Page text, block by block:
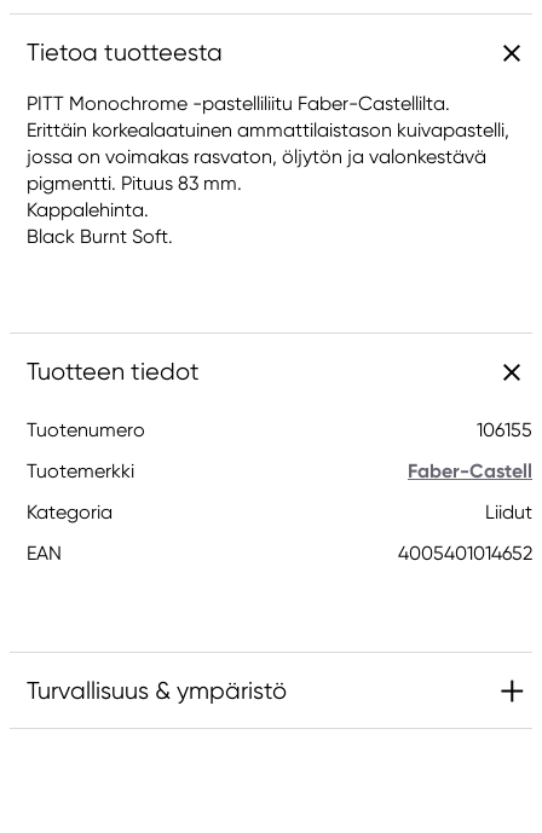
Tietoa tuotteesta
PITT Monochrome -pastelliliitu Faber-Castellilta.
Erittäin korkealaatuinen ammattilaistason kuivapastelli,
jossa on voimakas rasvaton, öljytön ja valonkestävä
pigmentti. Pituus 83 mm.
Kappalehinta.
Black Burnt Soft.
Tuotteen tiedot
Tuotenumero
106155
Tuotemerkki
Faber-Castell
Kategoria
Liidut
EAN
4005401014652
Turvallisuus & ympäristö